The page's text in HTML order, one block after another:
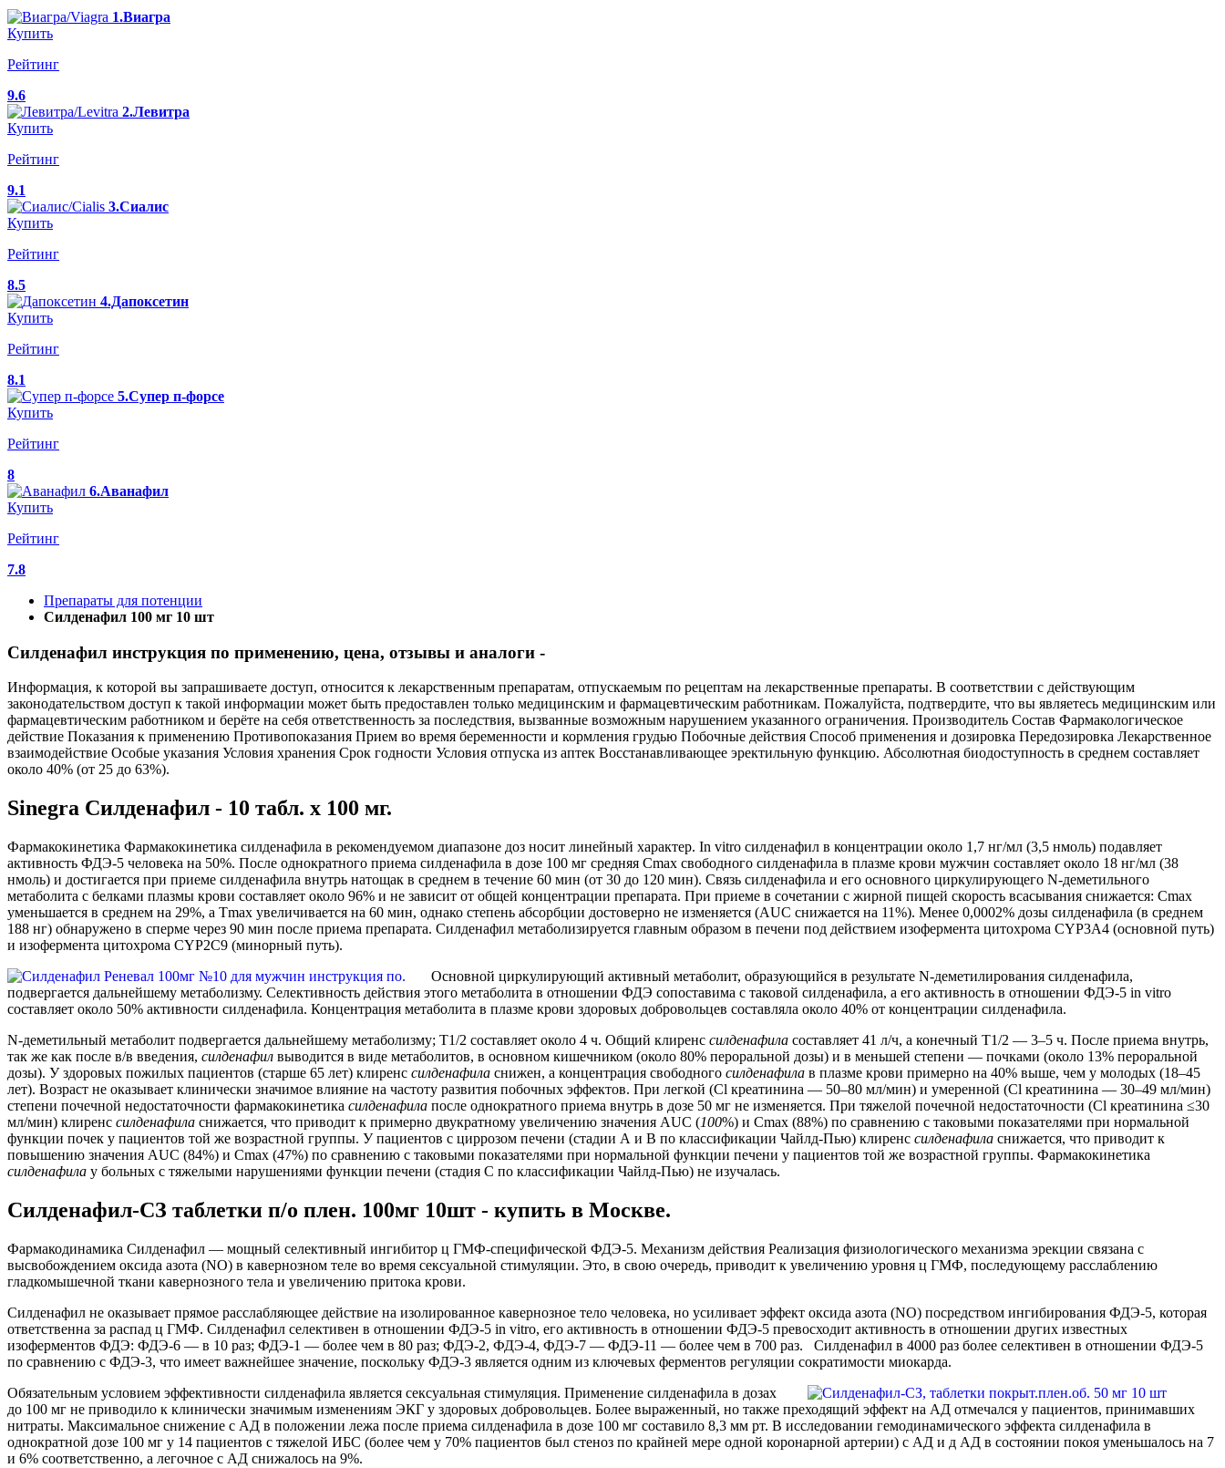
1.Виагра
Купить
Рейтинг
9.6
2.Левитра
Купить
Рейтинг
9.1
3.Сиалис
Купить
Рейтинг
8.5
4.Дапоксетин
Купить
Рейтинг
8.1
5.Супер п-форсе
Купить
Рейтинг
8
6.Аванафил
Купить
Рейтинг
7.8
Препараты для потенции
Силденафил 100 мг 10 шт
Силденафил инструкция по применению, цена, отзывы и аналоги -
Информация, к которой вы запрашиваете доступ, относится к лекарственным препаратам, отпускаемым по рецептам на лекарственные препараты. В соответствии с действующим
законодательством доступ к такой информации может быть предоставлен только медицинским и фармацевтическим работникам. Пожалуйста, подтвердите, что вы являетесь медицинским или
фармацевтическим работником и берёте на себя ответственность за последствия, вызванные возможным нарушением указанного ограничения. Производитель Состав Фармакологическое
действие Показания к применению Противопоказания Прием во время беременности и кормления грудью Побочные действия Способ применения и дозировка Передозировка Лекарственное
взаимодействие Особые указания Условия хранения Срок годности Условия отпуска из аптек Восстанавливающее эректильную функцию. Абсолютная биодоступность в среднем составляет
около 40% (от 25 до 63%).
Sinegra Силденафил - 10 табл. х 100 мг.
Фармакокинетика Фармакокинетика силденафила в рекомендуемом диапазоне доз носит линейный характер. In vitro силденафил в концентрации около 1,7 нг/мл (3,5 нмоль) подавляет
активность ФДЭ-5 человека на 50%. После однократного приема силденафила в дозе 100 мг средняя Cmax свободного силденафила в плазме крови мужчин составляет около 18 нг/мл (38
нмоль) и достигается при приеме силденафила внутрь натощак в среднем в течение 60 мин (от 30 до 120 мин). Связь силденафила и его основного циркулирующего N-деметильного
метаболита с белками плазмы крови составляет около 96% и не зависит от общей концентрации препарата. При приеме в сочетании с жирной пищей скорость всасывания снижается: Сmax
уменьшается в среднем на 29%, а Tmax увеличивается на 60 мин, однако степень абсорбции достоверно не изменяется (AUC снижается на 11%). Менее 0,0002% дозы силденафила (в среднем
188 нг) обнаружено в сперме через 90 мин после приема препарата. Силденафил метаболизируется главным образом в печени под действием изофермента цитохрома СYР3А4 (основной путь)
и изофермента цитохрома СYР2С9 (минорный путь).
Основной циркулирующий активный метаболит, образующийся в результате N-деметилирования силденафила,
подвергается дальнейшему метаболизму. Селективность действия этого метаболита в отношении ФДЭ сопоставима с таковой силденафила, а его активность в отношении ФДЭ-5 in vitro
составляет около 50% активности силденафила. Концентрация метаболита в плазме крови здоровых добровольцев составляла около 40% от концентрации силденафила.
N-деметильный метаболит подвергается дальнейшему метаболизму; T1/2 составляет около 4 ч. Общий клиренс силденафила составляет 41 л/ч, а конечный T1/2 — 3–5 ч. После приема внутрь,
так же как после в/в введения, силденафил выводится в виде метаболитов, в основном кишечником (около 80% пероральной дозы) и в меньшей степени — почками (около 13% пероральной
дозы). У здоровых пожилых пациентов (старше 65 лет) клиренс силденафила снижен, а концентрация свободного силденафила в плазме крови примерно на 40% выше, чем у молодых (18–45
лет). Возраст не оказывает клинически значимое влияние на частоту развития побочных эффектов. При легкой (Cl креатинина — 50–80 мл/мин) и умеренной (Cl креатинина — 30–49 мл/мин)
степени почечной недостаточности фармакокинетика силденафила после однократного приема внутрь в дозе 50 мг не изменяется. При тяжелой почечной недостаточности (Cl креатинина ≤30
мл/мин) клиренс силденафила снижается, что приводит к примерно двукратному увеличению значения AUC (100%) и Cmax (88%) по сравнению с таковыми показателями при нормальной
функции почек у пациентов той же возрастной группы. У пациентов с циррозом печени (стадии А и В по классификации Чайлд-Пью) клиренс силденафила снижается, что приводит к
повышению значения AUC (84%) и Cmax (47%) по сравнению с таковыми показателями при нормальной функции печени у пациентов той же возрастной группы. Фармакокинетика
силденафила у больных с тяжелыми нарушениями функции печени (стадия С по классификации Чайлд-Пью) не изучалась.
Силденафил-СЗ таблетки п/о плен. 100мг 10шт - купить в Москве.
Фармакодинамика Силденафил — мощный селективный ингибитор ц ГМФ-специфической ФДЭ-5. Механизм действия Реализация физиологического механизма эрекции связана с
высвобождением оксида азота (NO) в кавернозном теле во время сексуальной стимуляции. Это, в свою очередь, приводит к увеличению уровня ц ГМФ, последующему расслаблению
гладкомышечной ткани кавернозного тела и увеличению притока крови.
Силденафил не оказывает прямое расслабляющее действие на изолированное кавернозное тело человека, но усиливает эффект оксида азота (NO) посредством ингибирования ФДЭ-5, которая
ответственна за распад ц ГМФ. Силденафил селективен в отношении ФДЭ-5 in vitro, его активность в отношении ФДЭ-5 превосходит активность в отношении других известных
изоферментов ФДЭ: ФДЭ-6 — в 10 раз; ФДЭ-1 — более чем в 80 раз; ФДЭ-2, ФДЭ-4, ФДЭ-7 — ФДЭ-11 — более чем в 700 раз. Силденафил в 4000 раз более селективен в отношении ФДЭ-5
по сравнению с ФДЭ-3, что имеет важнейшее значение, поскольку ФДЭ-3 является одним из ключевых ферментов регуляции сократимости миокарда.
Обязательным условием эффективности силденафила является сексуальная стимуляция. Применение силденафила в дозах
до 100 мг не приводило к клинически значимым изменениям ЭКГ у здоровых добровольцев. Более выраженный, но также преходящий эффект на АД отмечался у пациентов, принимавших
нитраты. Максимальное снижение с АД в положении лежа после приема силденафила в дозе 100 мг составило 8,3 мм рт. В исследовании гемодинамического эффекта силденафила в
однократной дозе 100 мг у 14 пациентов с тяжелой ИБС (более чем у 70% пациентов был стеноз по крайней мере одной коронарной артерии) с АД и д АД в состоянии покоя уменьшалось на 7
и 6% соответственно, а легочное с АД снижалось на 9%.